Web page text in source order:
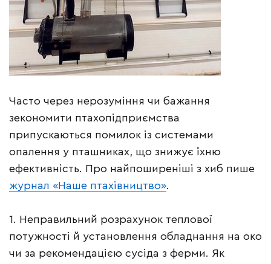
Часто через нерозуміння чи бажання
зекономити птахопідприємства
припускаються помилок із системами
опалення у пташниках, що знижує їхню
ефективність. Про найпоширеніші з хиб пише
журнал «Наше птахівництво».
1. Неправильний розрахунок теплової
потужності й установлення обладнання на око
чи за рекомендацією сусіда з ферми. Як